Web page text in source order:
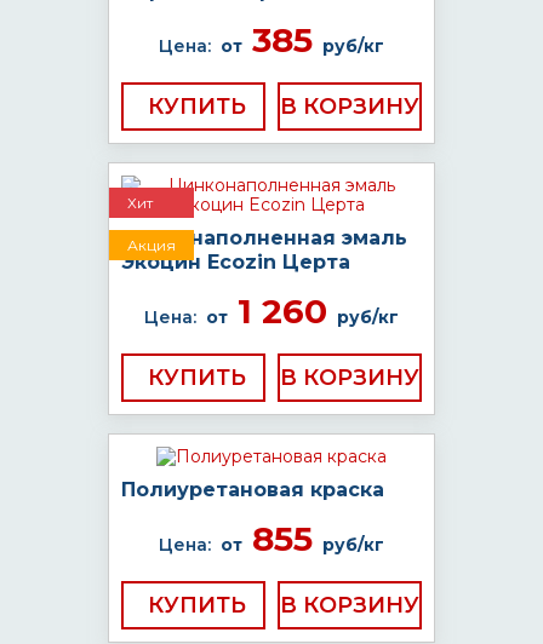
Цена: от 385 руб/кг
КУПИТЬ
Хит
Акция
Цинконаполненная эмаль
Экоцин Ecozin Церта
Цена: от 1 260 руб/кг
КУПИТЬ
Полиуретановая краска
Цена: от 855 руб/кг
КУПИТЬ